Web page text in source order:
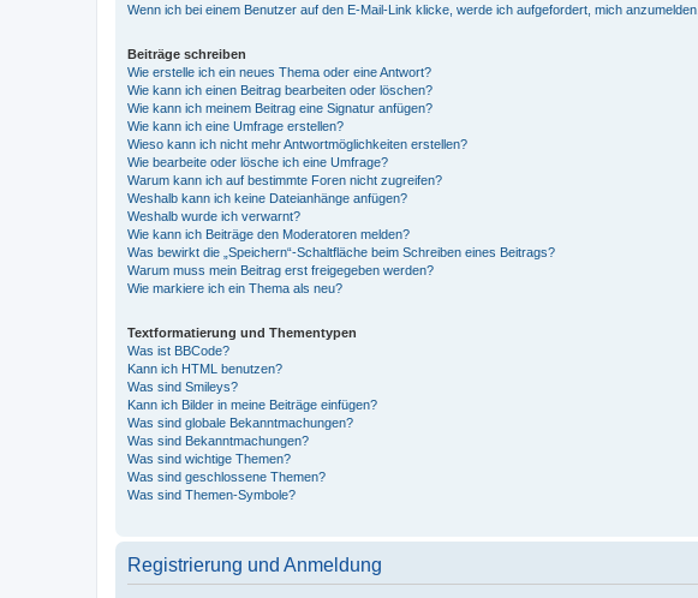
Wenn ich bei einem Benutzer auf den E-Mail-Link klicke, werde ich aufgefordert, mich anzumelden.
Beiträge schreiben
Wie erstelle ich ein neues Thema oder eine Antwort?
Wie kann ich einen Beitrag bearbeiten oder löschen?
Wie kann ich meinem Beitrag eine Signatur anfügen?
Wie kann ich eine Umfrage erstellen?
Wieso kann ich nicht mehr Antwortmöglichkeiten erstellen?
Wie bearbeite oder lösche ich eine Umfrage?
Warum kann ich auf bestimmte Foren nicht zugreifen?
Weshalb kann ich keine Dateianhänge anfügen?
Weshalb wurde ich verwarnt?
Wie kann ich Beiträge den Moderatoren melden?
Was bewirkt die „Speichern“-Schaltfläche beim Schreiben eines Beitrags?
Warum muss mein Beitrag erst freigegeben werden?
Wie markiere ich ein Thema als neu?
Textformatierung und Thementypen
Was ist BBCode?
Kann ich HTML benutzen?
Was sind Smileys?
Kann ich Bilder in meine Beiträge einfügen?
Was sind globale Bekanntmachungen?
Was sind Bekanntmachungen?
Was sind wichtige Themen?
Was sind geschlossene Themen?
Was sind Themen-Symbole?
Registrierung und Anmeldung